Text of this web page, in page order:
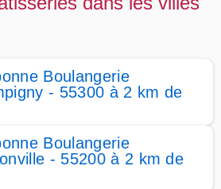
Boulangerie
- 55300 à 2 km de
Boulangerie
- 55200 à 2 km de